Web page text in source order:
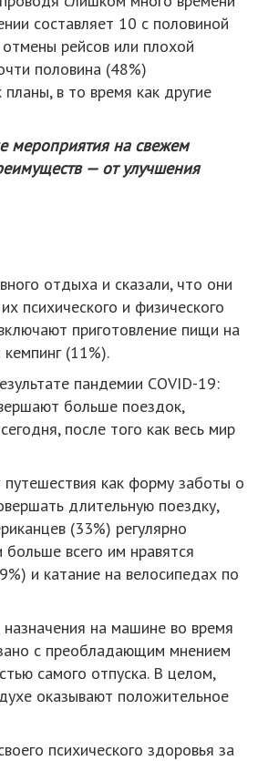
составляет 10 с половиной
рейсов или плохой
половина (48%)
в то время как другие
мероприятия на свежем
— от улучшения
отдыха и сказали, что они
психического и физического
приготовление пищи на
(11%).
пандемии COVID-19:
больше поездок,
после того как весь мир
как форму заботы о
длительную поездку,
(33%) регулярно
всего им нравятся
и катание на велосипедах по
на машине во время
с преобладающим мнением
самого отпуска. В целом,
оказывают положительное
психического здоровья за